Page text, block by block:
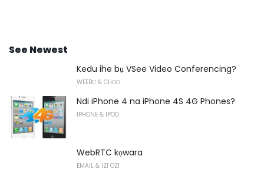
See Newest
Kedu ihe bụ VSee Video Conferencing?
WEEBỤ & CHỌỌ
Ndi iPhone 4 na iPhone 4S 4G Phones?
IPHONE & IPOD
WebRTC kọwara
EMAIL & IZI OZI